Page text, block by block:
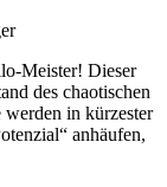
Meister! Dieser
des chaotischen
in kürzester
anhäufen,